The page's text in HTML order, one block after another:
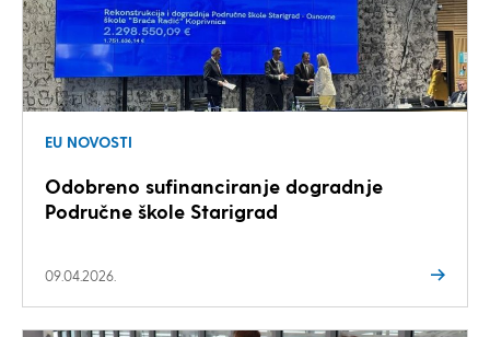
EU NOVOSTI
Odobreno sufinanciranje dogradnje
Područne škole Starigrad
09.04.2026.